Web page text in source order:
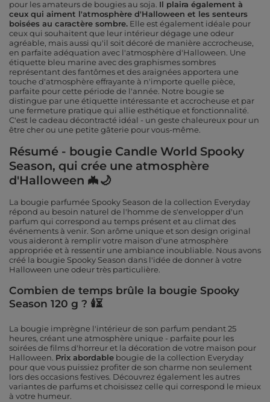
pour les amateurs de bougies au soja. Il plaira également à
ceux qui aiment l'atmosphère d'Halloween et les senteurs
boisées au caractère sombre. Elle est également idéale pour
ceux qui souhaitent que leur intérieur dégage une odeur
agréable, mais aussi qu'il soit décoré de manière accrocheuse,
en parfaite adéquation avec l'atmosphère d'Halloween. Une
étiquette bleu marine avec des graphismes sombres
représentant des fantômes et des araignées apportera une
touche d'atmosphère effrayante à n'importe quelle pièce,
parfaite pour cette période de l'année. Notre bougie se
distingue par une étiquette intéressante et accrocheuse et par
une fermeture pratique qui allie esthétique et fonctionnalité.
C'est le cadeau décontracté idéal - un geste chaleureux pour un
être cher ou une petite gâterie pour vous-même.
Résumé - bougie Candle World Spooky
Season, qui crée une atmosphère
d'Halloween 🦇🌙
La bougie parfumée Spooky Season de la collection Everyday
répond au besoin naturel de l'homme de s'envelopper d'un
parfum qui correspond au temps présent et au climat des
événements à venir. Son arôme unique et son design original
vous aideront à remplir votre maison d'une atmosphère
appropriée et à ressentir une ambiance inoubliable. Nous avons
créé la bougie Spooky Season dans l'idée de donner à votre
Halloween une odeur très particulière.
Combien de temps brûle la bougie Spooky
Season 120 g ? 🕯⏳
La bougie imprègne l'intérieur de son parfum pendant 25
heures, créant une atmosphère unique - parfaite pour les
soirées de films d'horreur et la décoration de votre maison pour
Halloween. Prix abordable bougie de la collection Everyday
pour que vous puissiez profiter de son charme non seulement
lors des occasions festives. Découvrez également les autres
variantes de parfums et choisissez celle qui correspond le mieux
à votre humeur.